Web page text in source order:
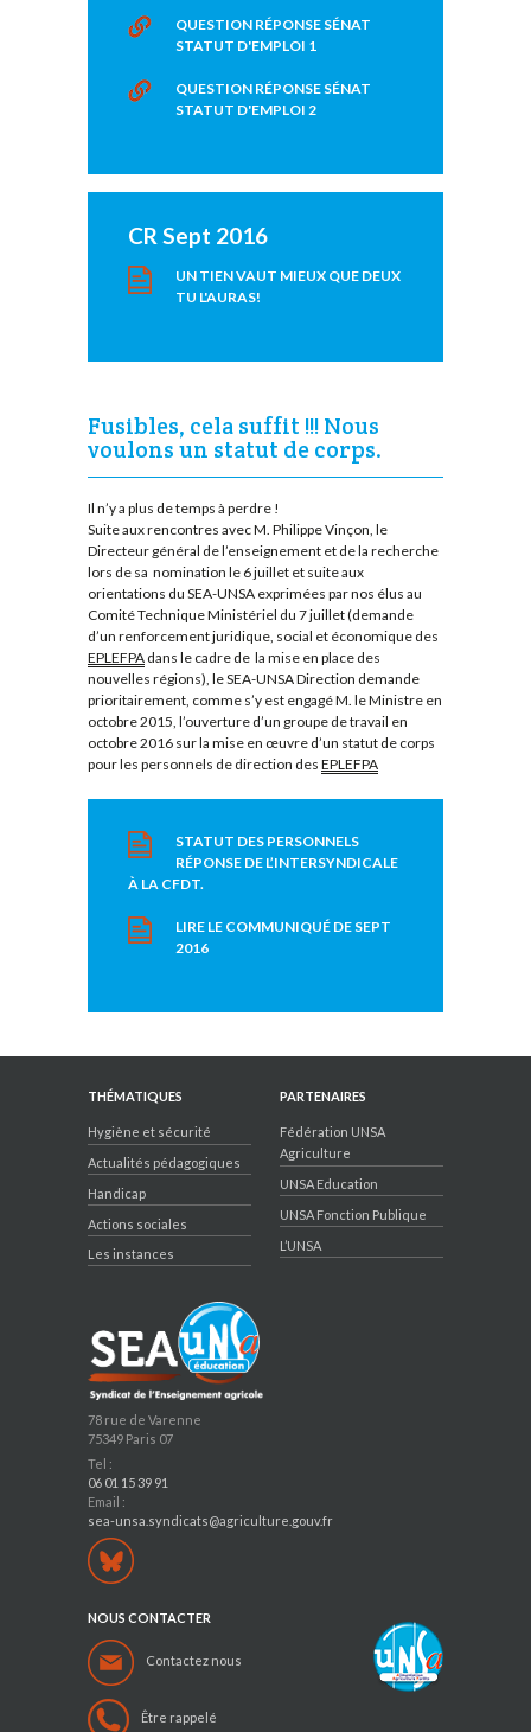
QUESTION RÉPONSE SÉNAT
STATUT D'EMPLOI 1
QUESTION RÉPONSE SÉNAT
STATUT D'EMPLOI 2
CR Sept 2016
UN TIEN VAUT MIEUX QUE DEUX
TU L'AURAS!
Fusibles, cela suffit !!! Nous
voulons un statut de corps.
Il n’y a plus de temps à perdre !
Suite aux rencontres avec M. Philippe Vinçon, le
Directeur général de l’enseignement et de la recherche
lors de sa nomination le 6 juillet et suite aux
orientations du SEA-UNSA exprimées par nos élus au
Comité Technique Ministériel du 7 juillet (demande
d’un renforcement juridique, social et économique des
EPLEFPA dans le cadre de la mise en place des
nouvelles régions), le SEA-UNSA Direction demande
prioritairement, comme s’y est engagé M. le Ministre en
octobre 2015, l’ouverture d’un groupe de travail en
octobre 2016 sur la mise en œuvre d’un statut de corps
pour les personnels de direction des EPLEFPA
STATUT DES PERSONNELS
RÉPONSE DE L’INTERSYNDICALE
À LA CFDT.
LIRE LE COMMUNIQUÉ DE SEPT
2016
78 rue de Varenne
75349 Paris 07
Tel :
06 01 15 39 91
Email :
sea-unsa.syndicats@agriculture.gouv.fr
THÉMATIQUES
Hygiène et sécurité
Actualités pédagogiques
Handicap
Actions sociales
Les instances
PARTENAIRES
Fédération UNSA
Agriculture
UNSA Education
UNSA Fonction Publique
L’UNSA
NOUS CONTACTER
Contactez nous
Être rappelé